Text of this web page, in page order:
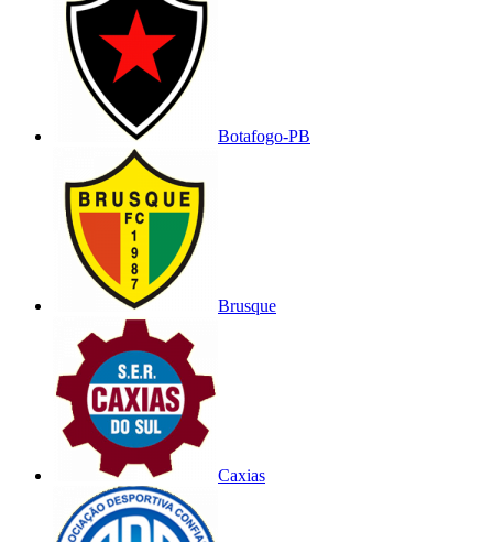
Botafogo-PB
Brusque
Caxias